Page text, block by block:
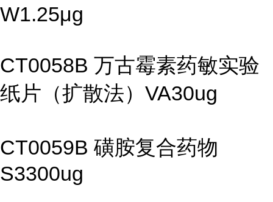
W1.25μg
CT0058B 万古霉素药敏实验
纸片（扩散法）VA30ug
CT0059B 磺胺复合药物
S3300ug